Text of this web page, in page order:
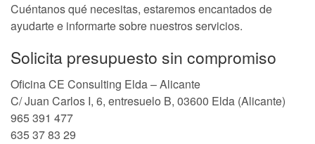
Cuéntanos qué necesitas, estaremos encantados de
ayudarte e informarte sobre nuestros servicios.
Solicita presupuesto sin compromiso
Oficina CE Consulting Elda – Alicante
C/ Juan Carlos I, 6, entresuelo B, 03600 Elda (Alicante)
965 391 477
635 37 83 29